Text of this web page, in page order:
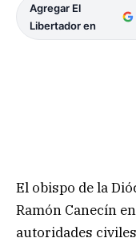
Agregar El
Libertador en
El obispo de la
Ramón Canecín
autoridades